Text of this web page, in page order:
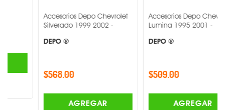
Accesorios Depo Chevrolet
Silverado 1999 2002 -
$568.00
AGREGAR
Accesorios Depo Chevrolet
Lumina 1995 2001 -
$509.00
AGREGAR